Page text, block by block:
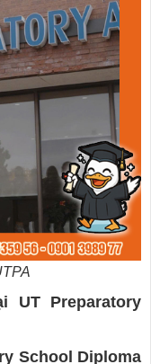
UT Preparatory
School Diploma